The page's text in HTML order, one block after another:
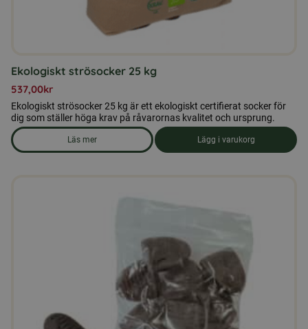
Ekologiskt strösocker 25 kg
537,00kr
Ekologiskt strösocker 25 kg är ett ekologiskt certifierat socker för
dig som ställer höga krav på råvarornas kvalitet och ursprung.
Läs mer
om produkten Ekologiskt strösocker 25 kg
Lägg i varukorg